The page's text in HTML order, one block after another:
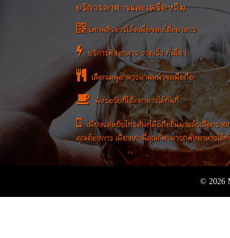
บริการอาหารและเครื่องดื่ม
แสกนคิวอาร์โค้ดเพื่อจองโต๊ะอาหาร
บริการสั่งอาหาร รวดเร็ว ทันใจ !
เลือกเมนูอาหารผ่านหน้าจอมือถือ
นั่งรอรับที่โต๊ะอาหารได้ทันที
เพียงแค่หยิบโทรศัพท์มือถือขึ้นมาแล้วเลือกราย
คุณต้องการ เพียงเท่านี้คุณก็สามารถสั่งอาหารได้
© 2026